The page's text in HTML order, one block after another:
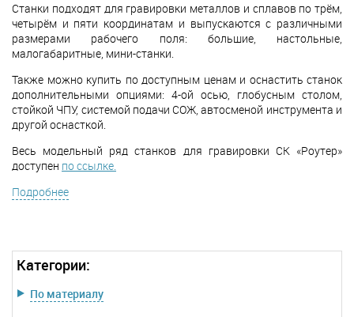
Станки подходят для гравировки металлов и сплавов по трём,
четырём и пяти координатам и выпускаются с различными
размерами рабочего поля: большие, настольные,
малогабаритные, мини-станки.
Также можно купить по доступным ценам и оснастить станок
дополнительными опциями: 4-ой осью, глобусным столом,
стойкой ЧПУ, системой подачи СОЖ, автосменой инструмента и
другой оснасткой.
Весь модельный ряд станков для гравировки СК «Роутер»
доступен по ссылке.
Подробнее
Категории:
По материалу